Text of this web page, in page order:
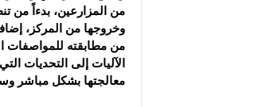
من المزارعين، بدءاً من
وخروجها من المركز،
من مطابقته للمواصفات
الآليات إلى التحديات
معالجتها بشكل مباشر